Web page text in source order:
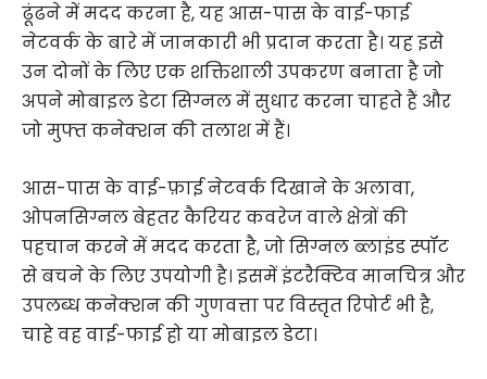
ढूंढने में मदद करना है, यह आस-पास के वाई-फाई
नेटवर्क के बारे में जानकारी भी प्रदान करता है। यह इसे
उन दोनों के लिए एक शक्तिशाली उपकरण बनाता है जो
अपने मोबाइल डेटा सिग्नल में सुधार करना चाहते हैं और
जो मुफ्त कनेक्शन की तलाश में हैं।
आस-पास के वाई-फ़ाई नेटवर्क दिखाने के अलावा,
ओपनसिग्नल बेहतर कैरियर कवरेज वाले क्षेत्रों की
पहचान करने में मदद करता है, जो सिग्नल ब्लाइंड स्पॉट
से बचने के लिए उपयोगी है। इसमें इंटरैक्टिव मानचित्र और
उपलब्ध कनेक्शन की गुणवत्ता पर विस्तृत रिपोर्ट भी है,
चाहे वह वाई-फाई हो या मोबाइल डेटा।